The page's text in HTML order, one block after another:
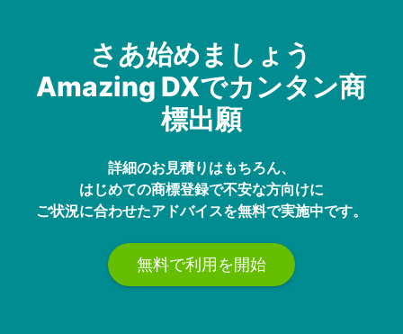
さあ始めましょう
Amazing DXでカンタン商
標出願
詳細のお見積りはもちろん、
はじめての商標登録で不安な方向けに
ご状況に合わせたアドバイスを無料で実施中です。
無料で利用を開始